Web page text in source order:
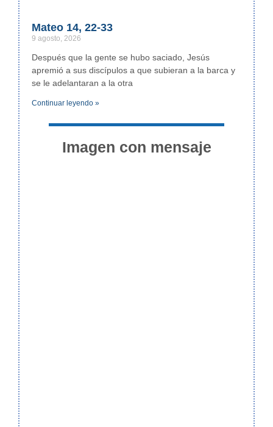
Mateo 14, 22-33
9 agosto, 2026
Después que la gente se hubo saciado, Jesús
apremió a sus discípulos a que subieran a la barca y
se le adelantaran a la otra
Continuar leyendo »
Imagen con mensaje